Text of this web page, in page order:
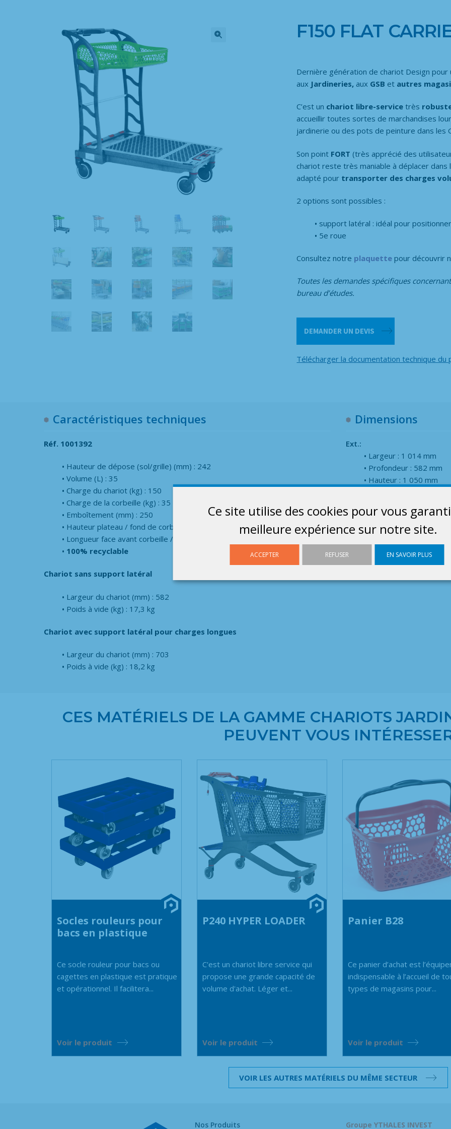
Ce site utilise des cookies pour vous
meilleure expérience sur notre site.
ACCEPTER REFUSER EN SAVOIR PLUS
F150 FLAT
Dernière génération de chariot Design
aux Jardineries, aux GSB et autres
C’est un chariot libre-servicetrès
accueillir toutes sortes de marchandises
jardinerie ou des pots de peinture dans les
Son point FORT (très apprécié des
chariot reste très maniable à déplacer
adapté pour transporter des charges
2 options sont possibles :
support latéral : idéal pour
5e roue
Consultez notre plaquette pour découvrir
Toutes les demandes spécifiques
bureau d’études.
de
F150
FLAT
DEMANDER UN DEVIS
Télécharger la documentation technique
Caractéristiques techniques
Réf. 1001392
Hauteur de dépose (sol/grille) (mm) : 242
Volume (L) : 35
Charge du chariot (kg) : 150
Charge de la corbeille (kg) : 35
Emboîtement (mm) : 250
Hauteur plateau / fond de corbeille (mm) : 550
Longueur face avant corbeille / face avant de la grille (mm) : 445
100% recyclable
Chariot sans support latéral
Largeur du chariot (mm) : 582
Poids à vide (kg) : 17,3 kg
Chariot avec support latéral pour charges longues
Largeur du chariot (mm) : 703
Poids à vide (kg) : 18,2 kg
Dimensions
Ext.:
Largeur : 1 014 mm
Profondeur : 582 mm
Hauteur : 1 050 mm
CES MATÉRIELS DE LA GAMME CHARIOTS
PEUVENT VOUS
Socles rouleurs pour
bacs en plastique
Ce socle rouleur pour bacs ou
cagettes en plastique est pratique
et opérationnel. Il facilitera...
Voir le produit
P240 HYPER LOADER
C'est un chariot libre service qui
propose une grande capacité de
volume d'achat. Léger et...
Voir le produit
Panier B28
Ce panier d’achat est
indispensable à l’accueil de
types de magasins pour...
Voir le produit
VOIR LES AUTRES MATÉRIELS DU MÊME SECTEUR
Nos Produits Groupe YTHALES INVEST